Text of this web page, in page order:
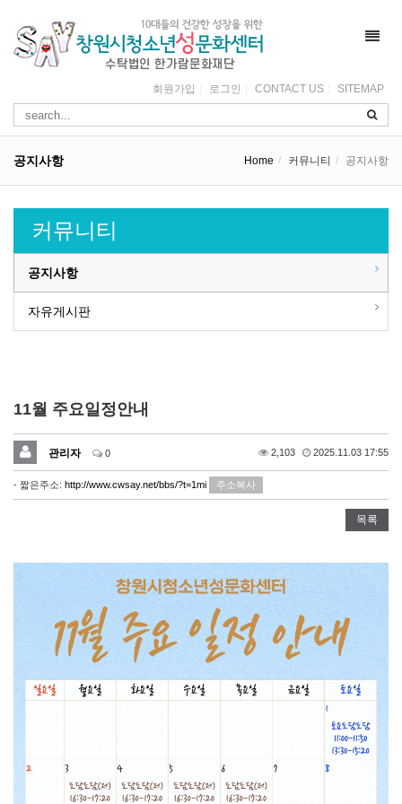
회원가입 로그인 CONTACT US SITEMAP
공지사항 Home 커뮤니티 공지사항
커뮤니티
공지사항
자유게시판
11월 주요일정안내
관리자 0 2,103 2025.11.03 17:55
- 짧은주소: http://www.cwsay.net/bbs/?t=1mi 주소복사
목록